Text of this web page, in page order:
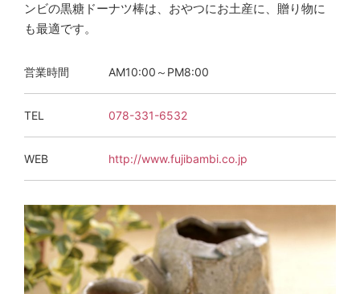
ンビの黒糖ドーナツ棒は、おやつにお土産に、贈り物に
も最適です。
営業時間 AM10:00～PM8:00
TEL 078-331-6532
WEB http://www.fujibambi.co.jp